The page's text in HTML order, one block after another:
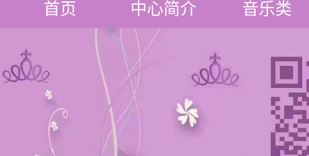
首页 中心简介 音乐类